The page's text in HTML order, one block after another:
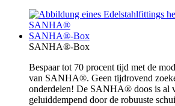
SANHA®-Box
SANHA®-Box
Bespaar tot 70 procent tijd met de
van SANHA®. Geen tijdrovend
onderdelen! De SANHA® doos is al
geluiddempend door de robuuste